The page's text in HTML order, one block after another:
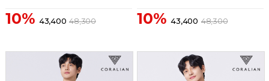
10% 43,400 48,300 10% 43,400 48,300